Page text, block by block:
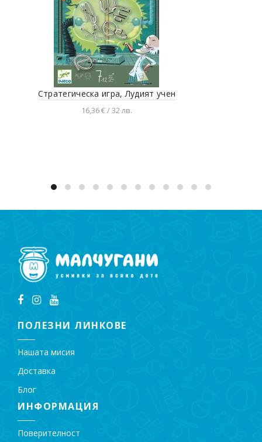
Стратегическа игра, Лудият учен
16,36 € / 32 лв.
ПОЛЕЗНИ ЛИНКОВЕ
Нашата мисия
Доставка
Блог
ИНФОРМАЦИЯ
Поверителност